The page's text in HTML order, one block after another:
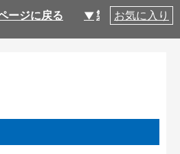
ージに戻る 製品仕様
お気に入り